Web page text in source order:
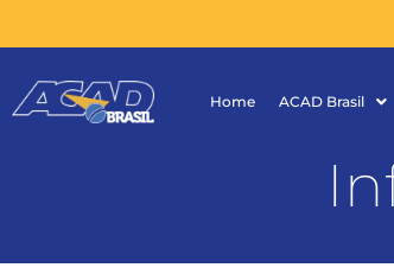
Home ACAD Brasil